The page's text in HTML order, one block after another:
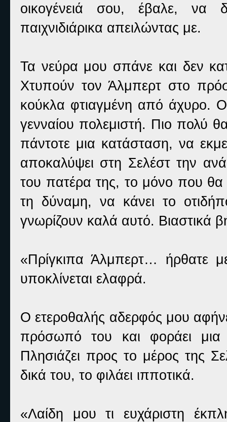
οικογένειά σου, έβαλε, να
παιχνιδιάρικα απειλώντας με.
Τα νεύρα μου σπάνε και δεν
Χτυπούν τον Άλμπερτ στο
κούκλα φτιαγμένη από άχυρο.
γενναίου πολεμιστή. Πιο πολύ
πάντοτε μια κατάσταση, να
αποκαλύψει στη Σελέστ την
του πατέρα της, το μόνο που θα
τη δύναμη, να κάνει το
γνωρίζουν καλά αυτό. Βιαστικά
«Πρίγκιπα Άλμπερτ… ήρθατε
υποκλίνεται ελαφρά.
Ο ετεροθαλής αδερφός μου
πρόσωπό του και φοράει μια
Πλησιάζει προς το μέρος της
δικά του, το φιλάει ιπποτικά.
«Λαίδη μου τι ευχάριστη